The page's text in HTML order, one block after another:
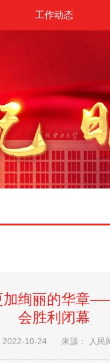
工作动态
绚丽的华章
会胜利闭幕
2022-10-24 来源： 人民